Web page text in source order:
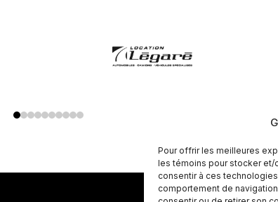
Pour offrir les meilleures
les témoins pour stocker et/
consentir à ces
comportement de